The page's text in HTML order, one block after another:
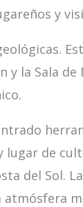
y
y la Sala
de
del Sol.